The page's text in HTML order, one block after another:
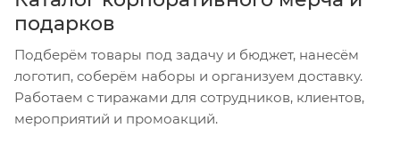
подарков
Подберём товары под задачу и бюджет, нанесём
логотип, соберём наборы и организуем доставку.
Работаем с тиражами для сотрудников, клиентов,
мероприятий и промоакций.